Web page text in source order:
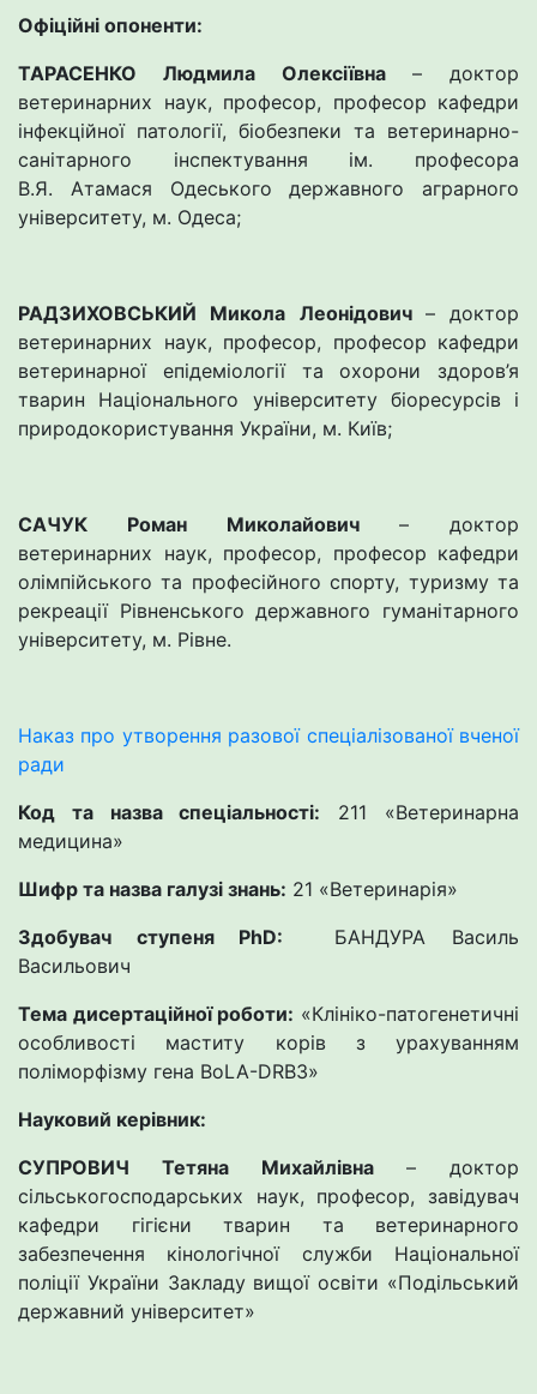
Офіційні опоненти:
ТАРАСЕНКО Людмила Олексіївна – доктор
ветеринарних наук, професор, професор кафедри
інфекційної патології, біобезпеки та ветеринарно-
санітарного інспектування ім. професора
В.Я. Атамася Одеського державного аграрного
університету, м. Одеса;
РАДЗИХОВСЬКИЙ Микола Леонідович – доктор
ветеринарних наук, професор, професор кафедри
ветеринарної епідеміології та охорони здоров’я
тварин Національного університету біоресурсів і
природокористування України, м. Київ;
САЧУК Роман Миколайович – доктор
ветеринарних наук, професор, професор кафедри
олімпійського та професійного спорту, туризму та
рекреації Рівненського державного гуманітарного
університету, м. Рівне.
Наказ про утворення разової спеціалізованої вченої
ради
Код та назва спеціальності: 211 «Ветеринарна
медицина»
Шифр та назва галузі знань: 21 «Ветеринарія»
Здобувач ступеня PhD: БАНДУРА Василь
Васильович
Тема дисертаційної роботи: «Клініко-патогенетичні
особливості маститу корів з урахуванням
поліморфізму гена BoLA-DRB3»
Науковий керівник:
СУПРОВИЧ Тетяна Михайлівна– доктор
сільськогосподарських наук, професор, завідувач
кафедри гігієни тварин та ветеринарного
забезпечення кінологічної служби Національної
поліції України Закладу вищої освіти «Подільський
державний університет»